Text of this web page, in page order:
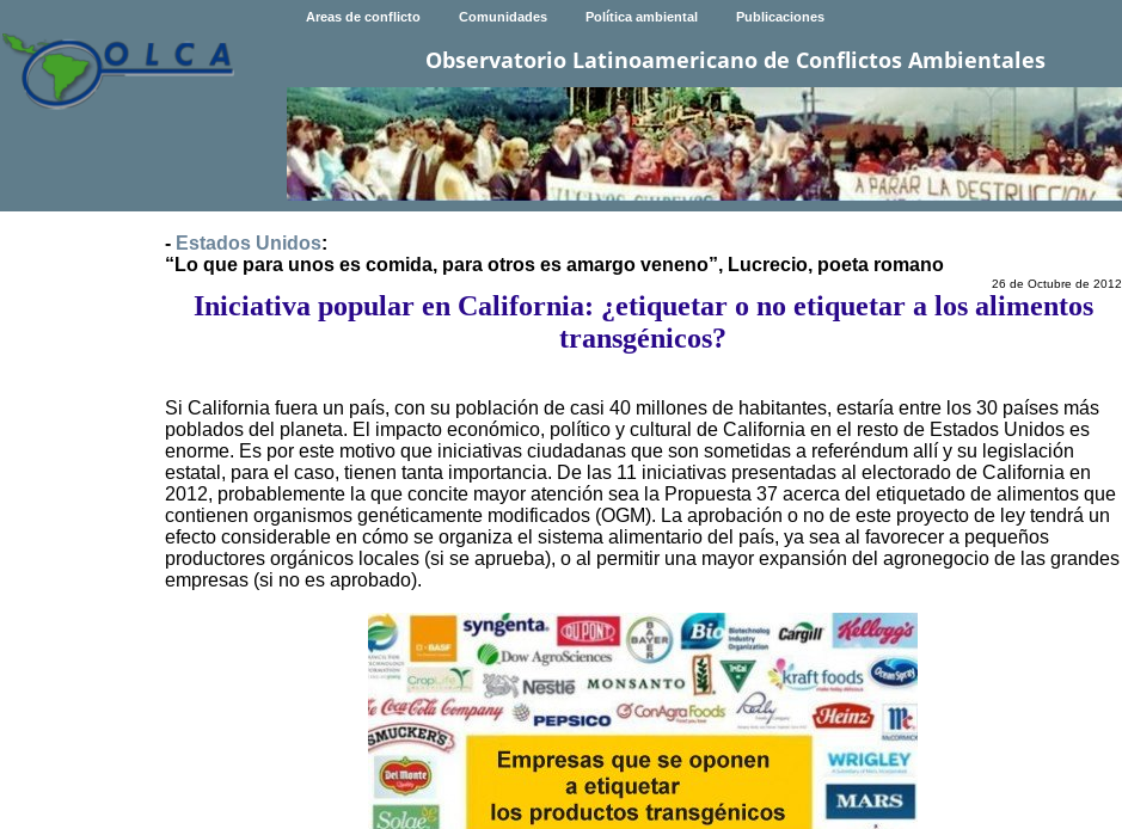
Areas de conflicto Comunidades Política ambiental Publicaciones
Observatorio Latinoamericano de Conflictos Ambientales
- Estados Unidos:
“Lo que para unos es comida, para otros es amargo veneno”, Lucrecio, poeta romano
26 de Octubre de 2012
Iniciativa popular en California: ¿etiquetar o no etiquetar a los alimentos
transgénicos?
Si California fuera un país, con su población de casi 40 millones de habitantes, estaría entre los 30 países más
poblados del planeta. El impacto económico, político y cultural de California en el resto de Estados Unidos es
enorme. Es por este motivo que iniciativas ciudadanas que son sometidas a referéndum allí y su legislación
estatal, para el caso, tienen tanta importancia. De las 11 iniciativas presentadas al electorado de California en
2012, probablemente la que concite mayor atención sea la Propuesta 37 acerca del etiquetado de alimentos que
contienen organismos genéticamente modificados (OGM). La aprobación o no de este proyecto de ley tendrá un
efecto considerable en cómo se organiza el sistema alimentario del país, ya sea al favorecer a pequeños
productores orgánicos locales (si se aprueba), o al permitir una mayor expansión del agronegocio de las grandes
empresas (si no es aprobado).